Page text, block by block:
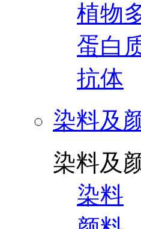
植物
蛋白
抗体
染料及
染料及
染料